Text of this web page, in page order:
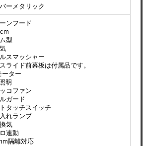
ーメタリック
ンフード
型
スマッシャー
ライド前幕板は付属品です。
ーター
明
コファン
ガード
タッチスイッチ
れランプ
気
連動
隔離対応